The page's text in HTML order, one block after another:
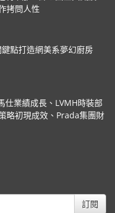
拷問人性
點打造網美系夢幻廚房
仕業績成長、LVMH時裝部
略初現成效、Prada集團財
訂閱